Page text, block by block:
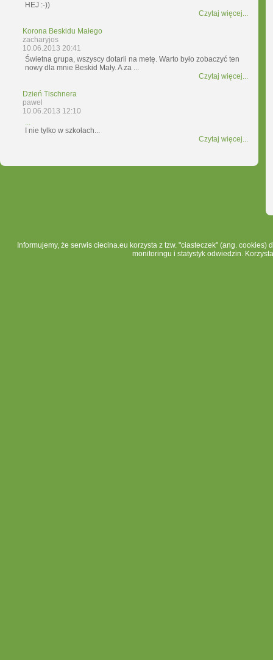
HEJ :-))
Czytaj więcej...
Korona Beskidu Małego
zacharyjos
10.06.2013 20:41
Świetna grupa, wszyscy dotarli na metę. Warto było zobaczyć ten
nowy dla mnie Beskid Mały. A za ...
Czytaj więcej...
Dzień Tischnera
pawel
10.06.2013 12:10
...
I nie tylko w szkołach...
Czytaj więcej...
Informujemy, że serwis ciecina.eu korzysta z tzw. "ciasteczek" (ang.
monitoringu i statystyk odwiedzin.